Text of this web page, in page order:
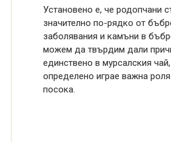
Установено е, че родопчани
значително по-рядко от
заболявания и камъни в
можем да твърдим дали
единствено в мурсалския
определено играе важна
посока.